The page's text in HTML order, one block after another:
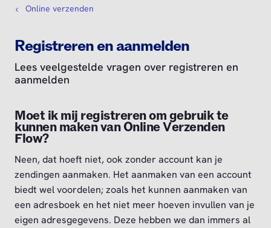
Online verzenden
Registreren en aanmelden
Lees veelgestelde vragen over registreren en
aanmelden
Moet ik mij registreren om gebruik te
kunnen maken van Online Verzenden
Flow?
Neen, dat hoeft niet, ook zonder account kan je
zendingen aanmaken. Het aanmaken van een account
biedt wel voordelen; zoals het kunnen aanmaken van
een adresboek en het niet meer hoeven invullen van je
eigen adresgegevens. Deze hebben we dan immers al